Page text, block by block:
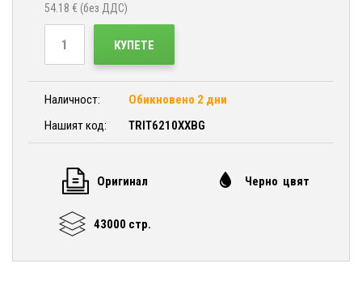
54.18 € (без ДДС)
КУПЕТЕ
Наличност:
Обикновено 2 дни
Нашият код:
TRIT6210XXBG
Оригинал Черно цвят
43000 стр.